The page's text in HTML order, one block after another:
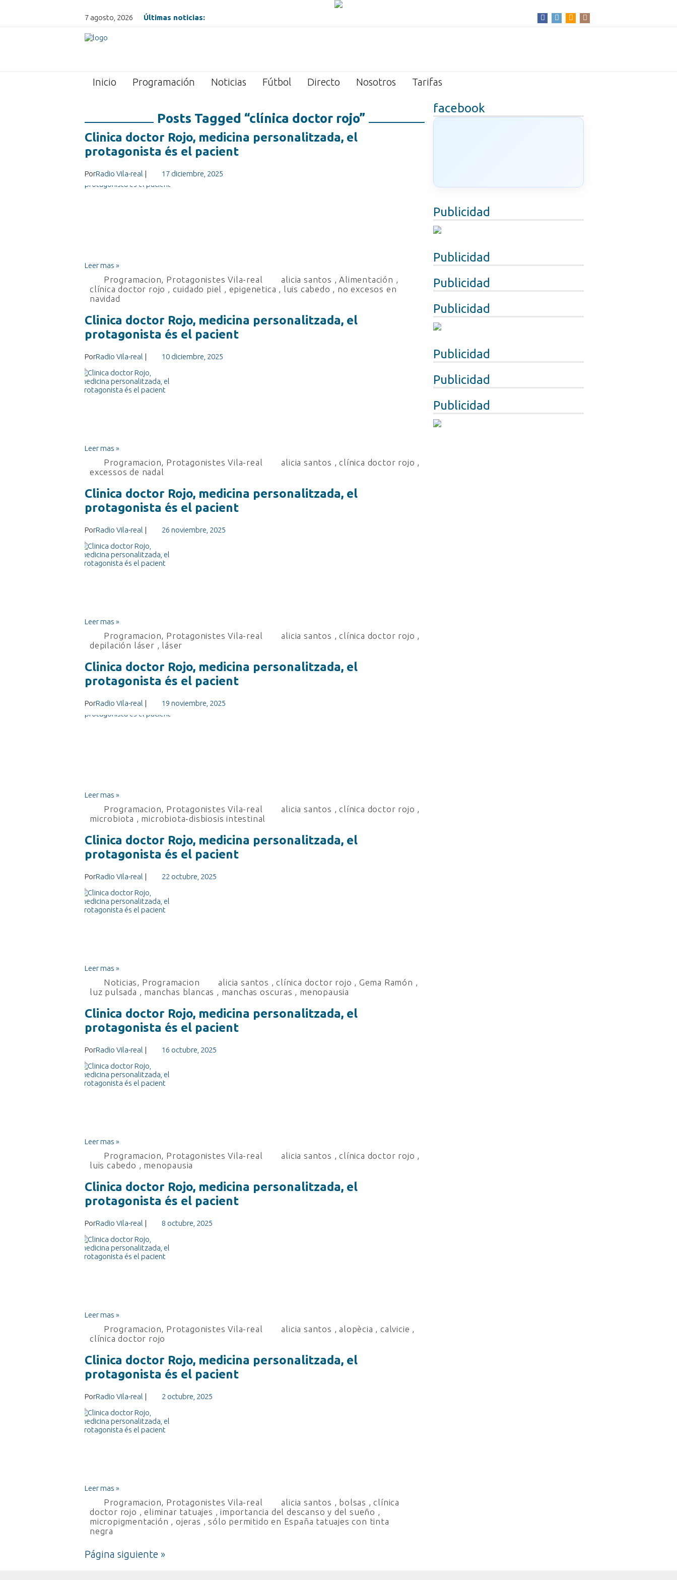
7 agosto, 2026 Últimas noticias:
Inicio Programación Noticias Fútbol Directo Nosotros Tarifas
facebook
Publicidad
Publicidad
Publicidad
Publicidad
Publicidad
Publicidad
Publicidad
Posts Tagged “clínica doctor rojo”
Clinica doctor Rojo, medicina personalitzada, el
protagonista és el pacient
PorRadio Vila-real | 17 diciembre, 2025
Leer mas »
Programacion, Protagonistes Vila-real alicia santos ,Alimentación ,
clínica doctor rojo , cuidado piel , epigenetica , luis cabedo , no excesos en
navidad
Clinica doctor Rojo, medicina personalitzada, el
protagonista és el pacient
PorRadio Vila-real | 10 diciembre, 2025
Leer mas »
Programacion, Protagonistes Vila-real alicia santos ,clínica doctor rojo ,
excessos de nadal
Clinica doctor Rojo, medicina personalitzada, el
protagonista és el pacient
PorRadio Vila-real | 26 noviembre, 2025
Leer mas »
Programacion, Protagonistes Vila-real alicia santos ,clínica doctor rojo ,
depilación láser , láser
Clinica doctor Rojo, medicina personalitzada, el
protagonista és el pacient
PorRadio Vila-real | 19 noviembre, 2025
Leer mas »
Programacion, Protagonistes Vila-real alicia santos ,clínica doctor rojo ,
microbiota , microbiota-disbiosis intestinal
Clinica doctor Rojo, medicina personalitzada, el
protagonista és el pacient
PorRadio Vila-real | 22 octubre, 2025
Leer mas »
Noticias, Programacion alicia santos ,clínica doctor rojo , Gema Ramón ,
luz pulsada , manchas blancas , manchas oscuras , menopausia
Clinica doctor Rojo, medicina personalitzada, el
protagonista és el pacient
PorRadio Vila-real | 16 octubre, 2025
Leer mas »
Programacion, Protagonistes Vila-real alicia santos ,clínica doctor rojo ,
luis cabedo , menopausia
Clinica doctor Rojo, medicina personalitzada, el
protagonista és el pacient
PorRadio Vila-real | 8 octubre, 2025
Leer mas »
Programacion, Protagonistes Vila-real alicia santos , alopècia ,calvicie ,
clínica doctor rojo
Clinica doctor Rojo, medicina personalitzada, el
protagonista és el pacient
PorRadio Vila-real | 2 octubre, 2025
Leer mas »
Programacion, Protagonistes Vila-real alicia santos , bolsas ,clínica
doctor rojo ,eliminar tatuajes ,importancia del descanso y del sueño ,
micropigmentación ,ojeras , sólo permitido en España tatuajes con tinta
negra
Página siguiente »